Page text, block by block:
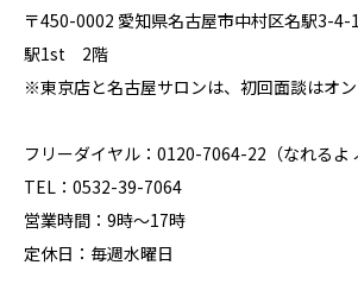
〒450-0002 愛知県名古屋市中村区名駅3-4-
駅1st 2階
※東京店と名古屋サロンは、初回面談はオ
フリーダイヤル：0120-7064-22（なれるよ
TEL：0532-39-7064
営業時間：9時～17時
定休日：毎週水曜日